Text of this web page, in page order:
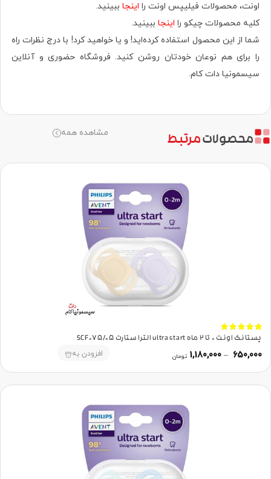
اونت، محصولات فیلیپس اونت را اینجا ببینید.
کلیه محصولات چیکو را اینجا ببینید.
شما از این محصول استفاده کرده‌اید! و یا خواهید کرد! با درج نظرات راه
را برای هم نوعان خودتان روشن کنید. فروشگاه حضوری‌ و آنلاین
سیسمونیا دات کام.
محصولاتمرتبط مشاهده همه





پستانک اونت 0 تا 2 ماه ultra start الترا ستارت SCF075/05
650,000
–
1,180,000 تومان افزودن به